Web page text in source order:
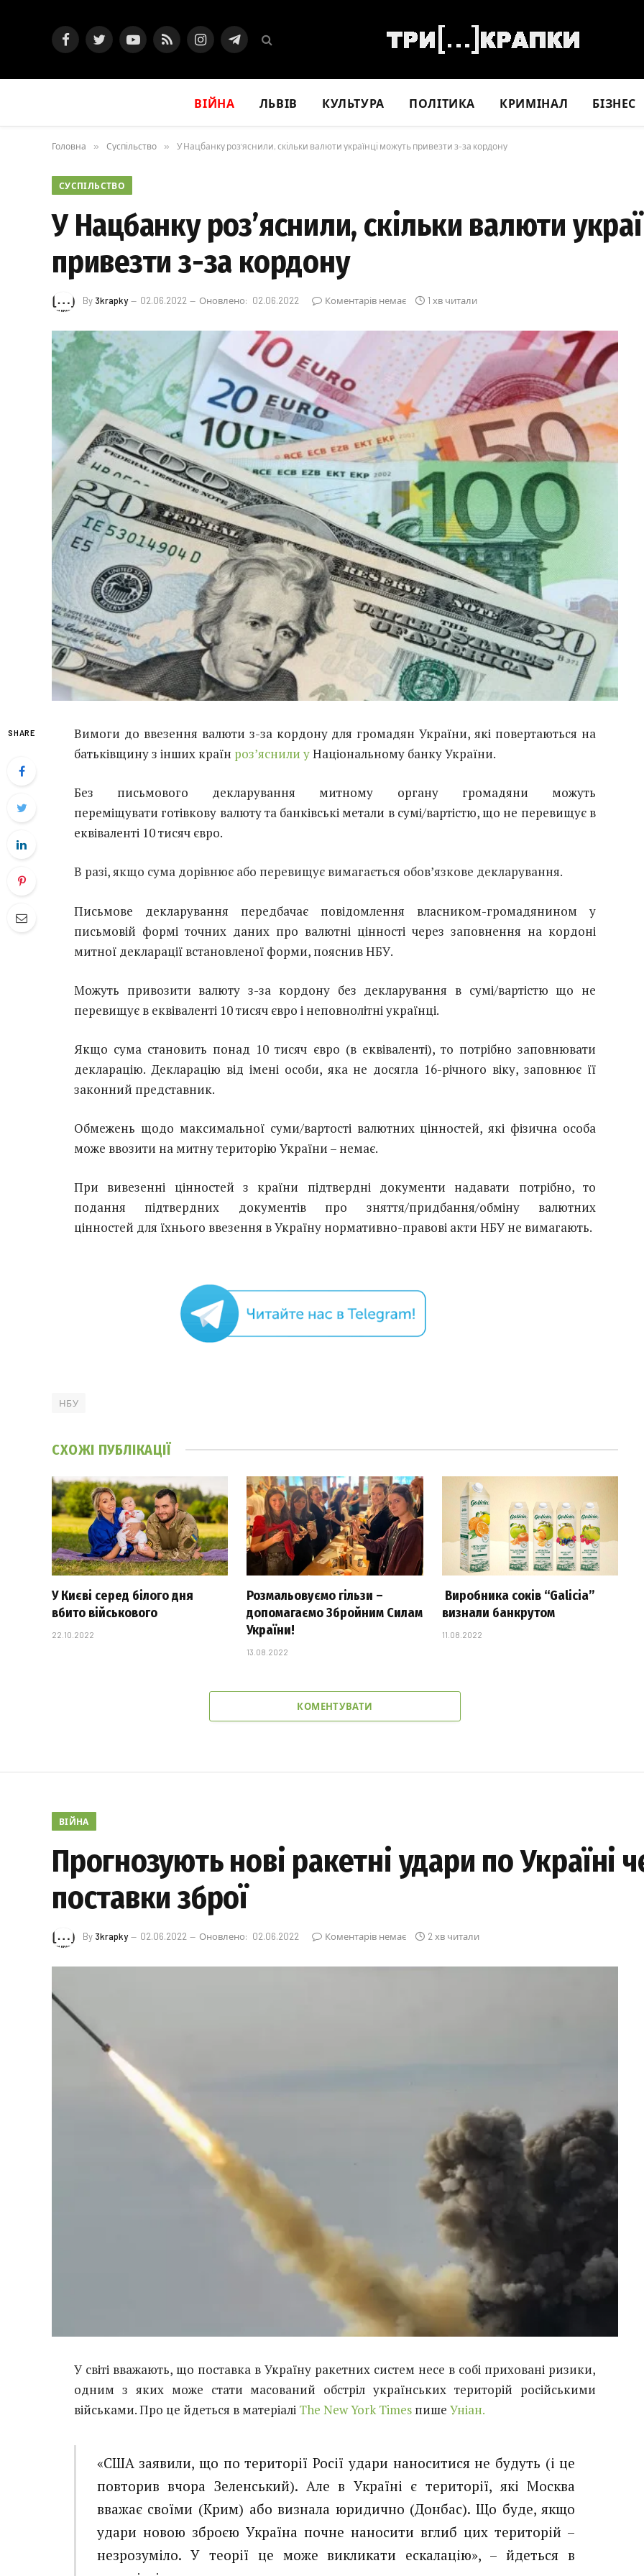
FacebookTwitterYouTubeRSS InstagramTelegram
ВІЙНА ЛЬВІВ КУЛЬТУРА ПОЛІТИКА КРИМІНАЛ БІЗНЕС
Головна » Суспільство » У Нацбанку роз’яснили, скільки валюти українці можуть привезти з-за кордону
СУСПІЛЬСТВО
У Нацбанку роз’яснили, скільки валюти
привезти з-за кордону
By 3krapky 02.06.2022 Оновлено: 02.06.2022 Коментарів немає 1 хв читали
SHARE
Вимоги до ввезення валюти з-за кордону для громадян України, які повертаються на
батьківщину з інших країн роз’яснили уНаціональному банку України.
Без письмового декларування митному органу громадяни можуть
переміщувати готівкову валюту та банківські метали в сумі/вартістю, що не перевищує в
еквіваленті 10 тисяч євро.
В разі, якщо сума дорівнює або перевищує вимагається обов’язкове декларування.
Письмове декларування передбачає повідомлення власником-громадянином у
письмовій формі точних даних про валютні цінності через заповнення на кордоні
митної декларації встановленої форми, пояснив НБУ.
Можуть привозити валюту з-за кордону без декларування в сумі/вартістю що не
перевищує в еквіваленті 10 тисяч євро і неповнолітні українці.
Якщо сума становить понад 10 тисяч євро (в еквіваленті), то потрібно заповнювати
декларацію. Декларацію від імені особи, яка не досягла 16-річного віку, заповнює її
законний представник.
Обмежень щодо максимальної суми/вартості валютних цінностей, які фізична особа
може ввозити на митну територію України – немає.
При вивезенні цінностей з країни підтвердні документи надавати потрібно, то
подання підтвердних документів про зняття/придбання/обміну валютних
цінностей для їхнього ввезення в Україну нормативно-правові акти НБУ не вимагають.
НБУ
СХОЖІ ПУБЛІКАЦІЇ
У Києві серед білого дня
вбито військового
22.10.2022
Розмальовуємо гільзи –
допомагаємо Збройним Силам
України!
13.08.2022
Виробника соків “Galicia”
визнали банкрутом
11.08.2022
КОМЕНТУВАТИ
ВІЙНА
Прогнозують нові ракетні удари по Україні
поставки зброї
By 3krapky 02.06.2022 Оновлено: 02.06.2022 Коментарів немає 2 хв читали
У світі вважають, що поставка в Україну ракетних систем несе в собі приховані ризики,
одним з яких може стати масований обстріл українських територій російськими
військами. Про це йдеться в матеріалі The New York Times пише Уніан.
«США заявили, що по території Росії удари наноситися не будуть (і це
повторив вчора Зеленський). Але в Україні є території, які Москва
вважає своїми (Крим) або визнала юридично (Донбас). Що буде, якщо
удари новою зброєю Україна почне наносити вглиб цих територій –
незрозуміло. У теорії це може викликати ескалацію», – йдеться в